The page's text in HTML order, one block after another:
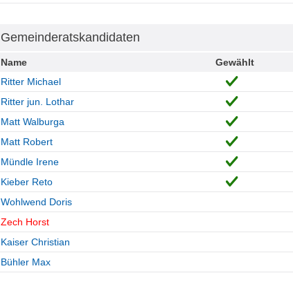
Gemeinderatskandidaten
Name Gewählt
Ritter Michael
Ritter jun. Lothar
Matt Walburga
Matt Robert
Mündle Irene
Kieber Reto
Wohlwend Doris
Zech Horst
Kaiser Christian
Bühler Max